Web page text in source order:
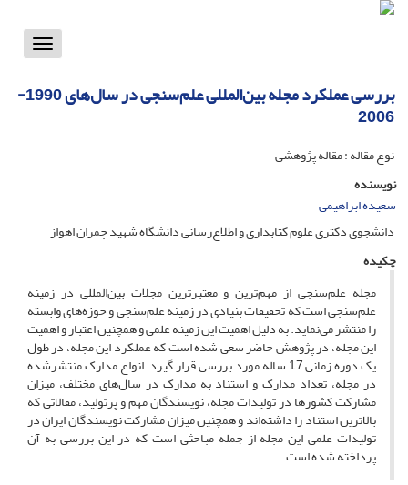
Toggle
بررسی عملکرد مجله بین‌المللی علم‌سنجی در سال‌های 1990-
2006
نوع مقاله : مقاله پژوهشی
نویسنده
سعیده ابراهیمی
دانشجوی دکتری علوم کتابداری و اطلاع‌رسانی دانشگاه شهید چمران اهواز
چکیده
مجله علم‌سنجی از مهم‌ترین و معتبرترین مجلات بین‌المللی در زمینه
علم‌سنجی است که تحقیقات بنیادی در زمینه علم‌سنجی و حوزه‌های وابسته
را منتشر می‌نماید. به دلیل اهمیت این زمینه علمی و همچنین اعتبار و اهمیت
این مجله، در پژوهش حاضر سعی شده است که عملکرد این مجله، در طول
یک دوره زمانی 17 ساله مورد بررسی قرار گیرد. انواع مدارک منتشرشده
در مجله، تعداد مدارک و استناد به مدارک در سال‌های مختلف، میزان
مشارکت کشورها در تولیدات مجله، نویسندگان مهم و پرتولید، مقالاتی که
بالاترین استناد را داشته‌اند و همچنین میزان مشارکت نویسندگان ایران در
تولیدات علمی این مجله از جمله مباحثی است که در این بررسی به آن
پرداخته شده است.